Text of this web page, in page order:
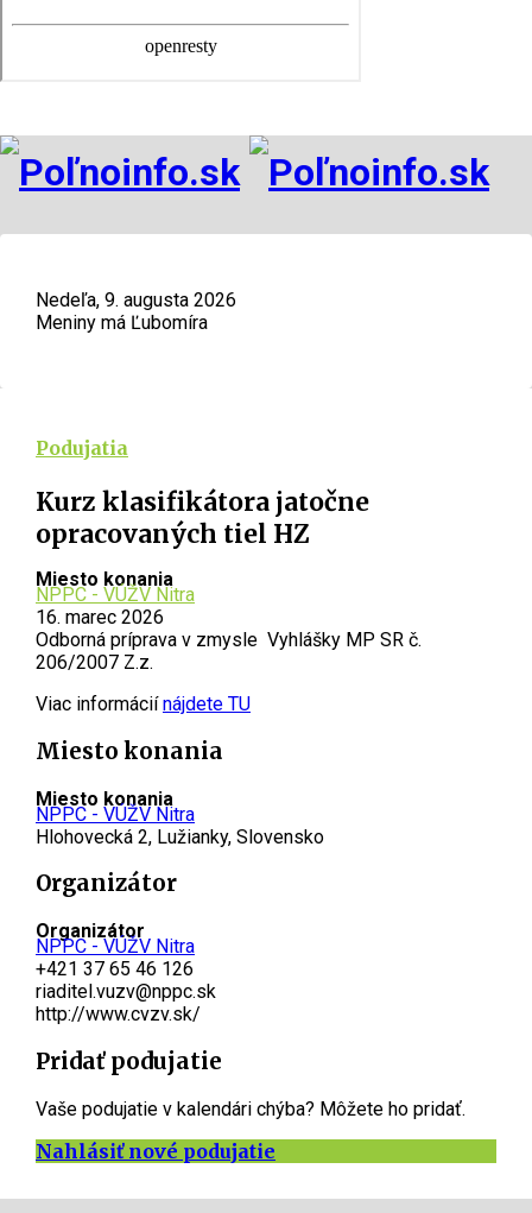
Nedeľa, 9. augusta 2026
Meniny má Ľubomíra
Podujatia
Kurz klasifikátora jatočne
opracovaných tiel HZ
Miesto konania
NPPC - VÚŽV Nitra
16. marec 2026
Odborná príprava v zmysle Vyhlášky MP SR č.
206/2007 Z.z.
Viac informáciínájdete TU
Miesto konania
Miesto konania
NPPC - VÚŽV Nitra
Hlohovecká 2, Lužianky, Slovensko
Organizátor
Organizátor
NPPC - VÚŽV Nitra
+421 37 65 46 126
riaditel.vuzv@nppc.sk
http://www.cvzv.sk/
Pridať podujatie
Vaše podujatie v kalendári chýba? Môžete ho pridať.
Nahlásiť nové podujatie